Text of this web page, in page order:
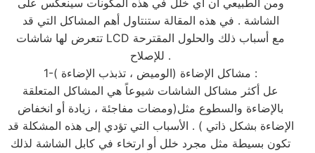
ومن الطبيعي أن أي خلل في هذه المكونات سينعكس على
الشاشة . في هذه المقالة ستنتاول أهم المشاكل التي قد
تتعرض لها شاشات LCD مع أسباب ذلك والحلول المقترحة
للإصلاح .
1-مشاكل الإضاءة (الوميض ، تذبذب الإضاءة ) :
عل أكثر مشاكل الشاشات شيوعاً هي المشاكل المتعلقة
بالإضاءة والسطوع مثل(ومضات مفاجئة ، زيادة أو انخفاض
الإضاءة بشكل ذاتي ) . الأسباب التي تؤدي إلى هذه المشكلة قد
تكون بسيطة مثل مجرد خلل أو ارتخاء في كابل الشاشة لذلك